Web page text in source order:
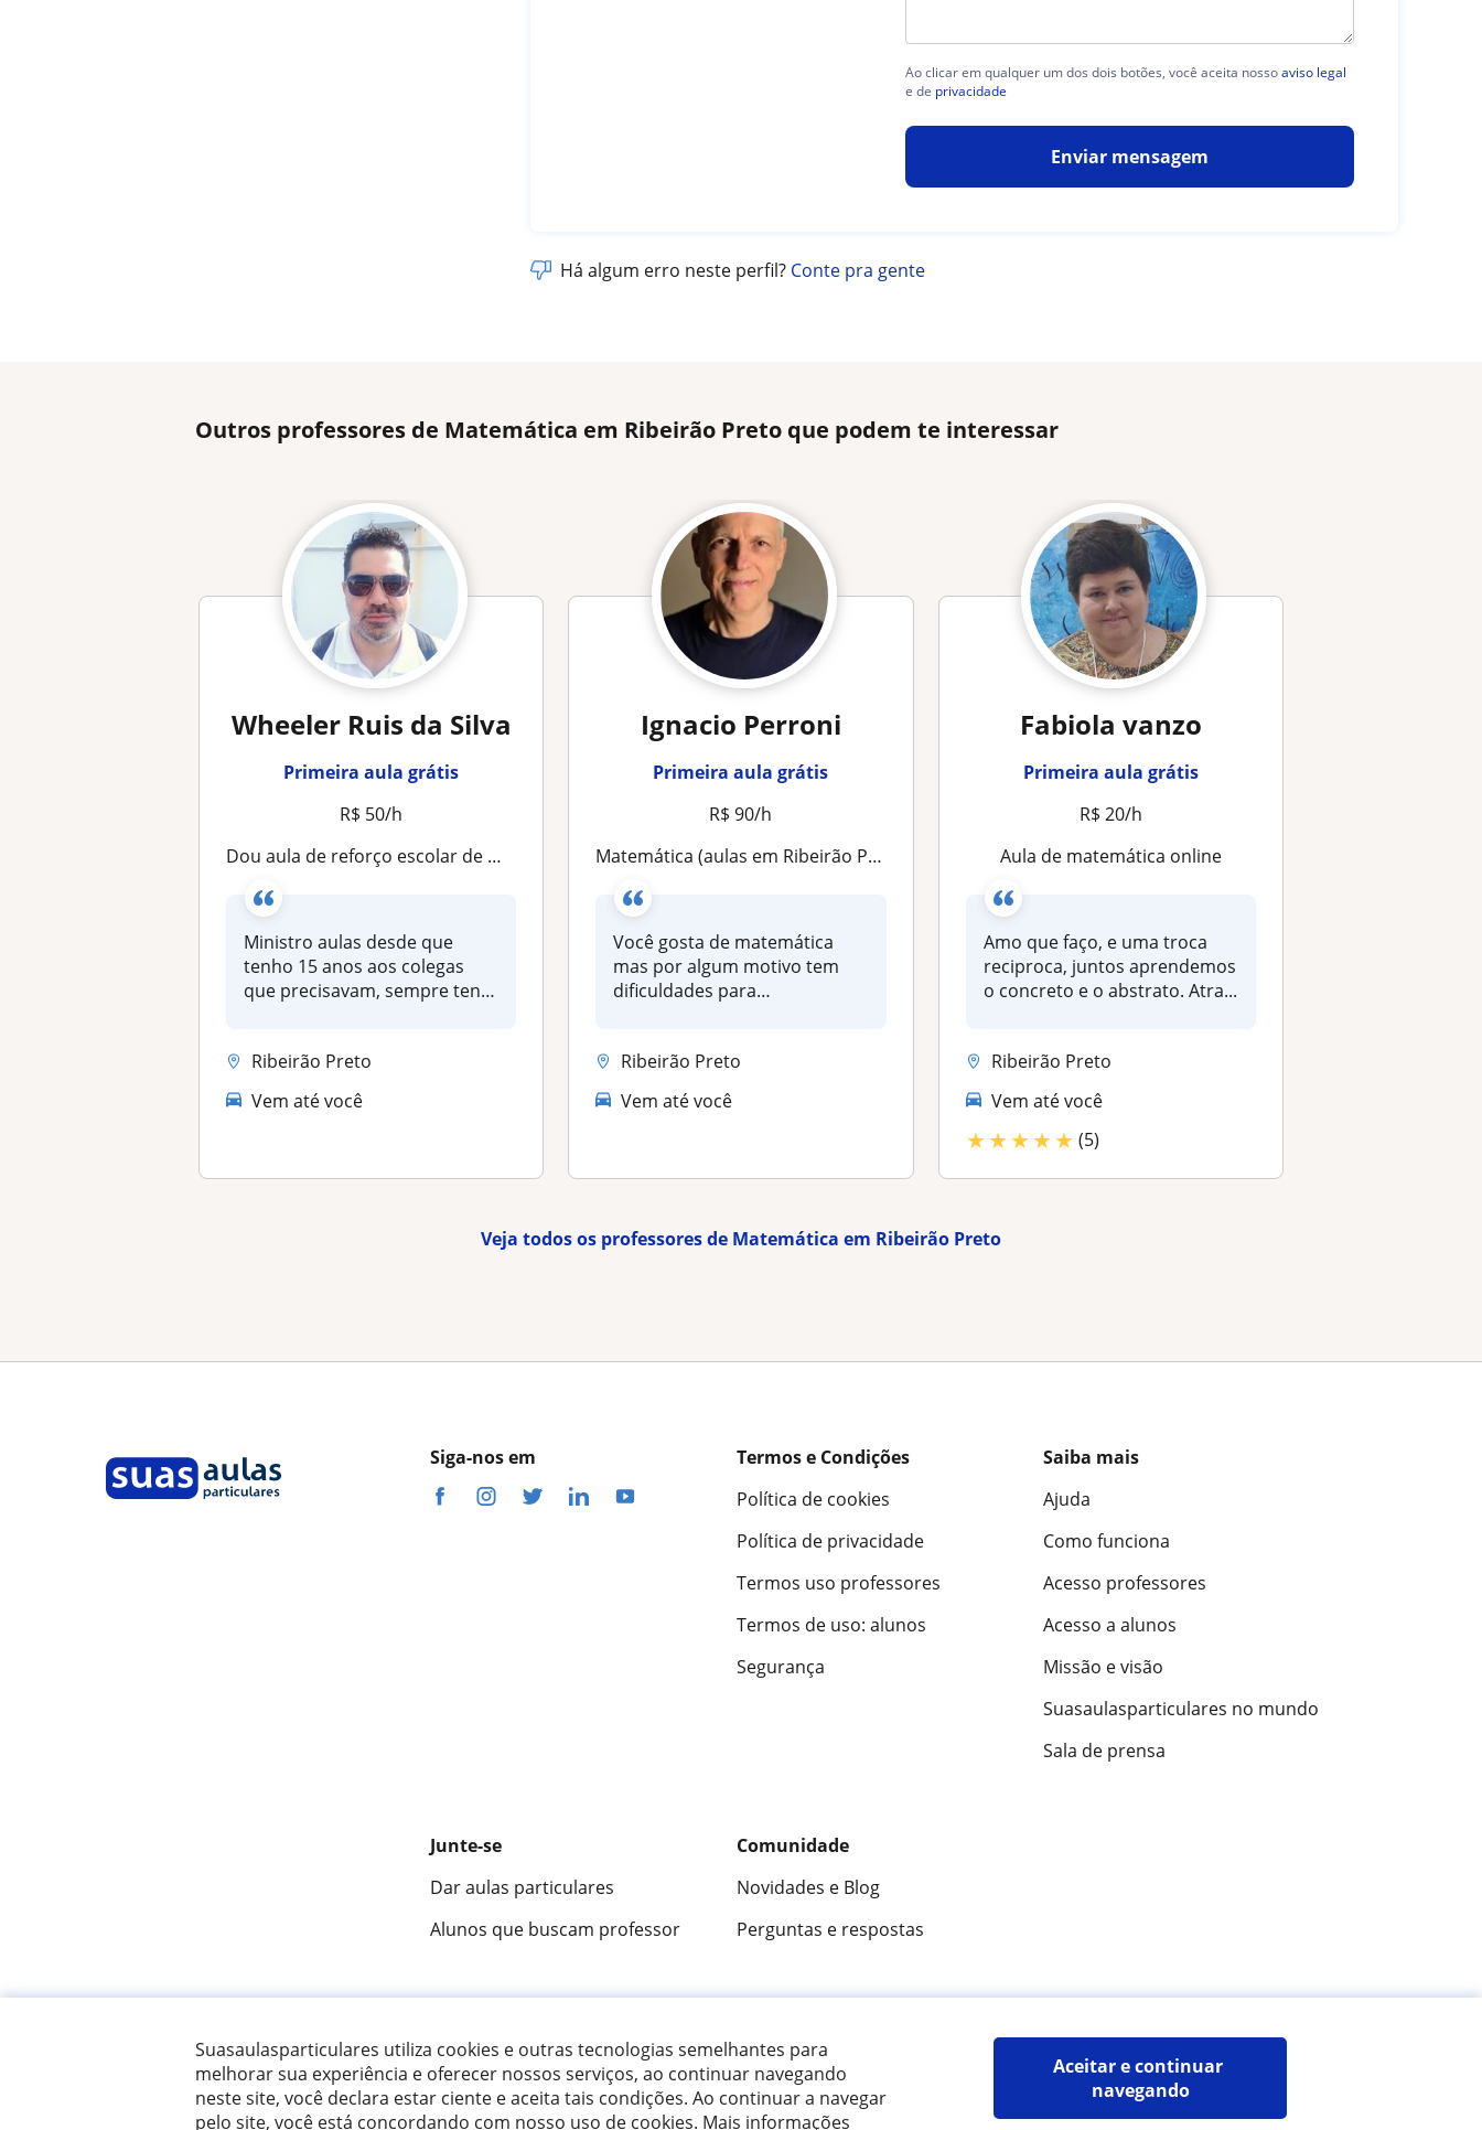
Suasaulasparticulares utiliza cookies e outras tecnologias semelhantes para
melhorar sua experiência e oferecer nossos serviços, ao continuar navegando
neste site, você declara estar ciente e aceita tais condições. Ao continuar a navegar
pelo site, você está concordando com nosso uso de cookies. Mais informações
Aceitar e continuar
navegando
Ao clicar em qualquer um dos dois botões, você aceita nossoaviso legal
e de privacidade
Enviar mensagem
Há algum erro neste perfil? Conte pra gente
Outros professores de Matemática em Ribeirão Preto que podem te interessar
Wheeler Ruis da Silva
Primeira aula grátis
R$ 50/h
Dou aula de reforço escolar de matemática
Ministro aulas desde que
tenho 15 anos aos colegas
que precisavam, sempre tento
Ribeirão Preto
Vem até você
Ignacio Perroni
Primeira aula grátis
R$ 90/h
Matemática (aulas em Ribeirão Preto)
Você gosta de matemática
mas por algum motivo tem
dificuldades para
Ribeirão Preto
Vem até você
Fabiola vanzo
Primeira aula grátis
R$ 20/h
Aula de matemática online
Amo que faço, e uma troca
reciproca, juntos aprendemos
o concreto e o abstrato. Atra...
Ribeirão Preto
Vem até você
★★★★★ (5)
Veja todos os professores de Matemática em Ribeirão Preto
Siga-nos em
Termos e Condições
Política de cookies
Política de privacidade
Termos uso professores
Termos de uso: alunos
Segurança
Saiba mais
Ajuda
Como funciona
Acesso professores
Acesso a alunos
Missão e visão
Suasaulasparticulares no mundo
Sala de prensa
Junte-se
Dar aulas particulares
Alunos que buscam professor
Comunidade
Novidades e Blog
Perguntas e respostas
opiniões de alunos
© 2007 - 2026 Suas aulas particulares Mapa do site:Professores particulares